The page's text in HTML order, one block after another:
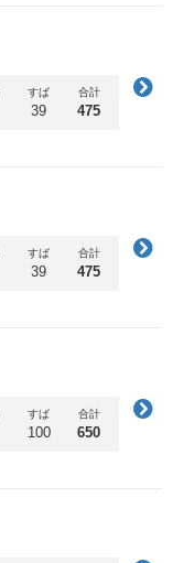
すば
39
合計
475
すば
39
合計
475
すば
100
合計
650